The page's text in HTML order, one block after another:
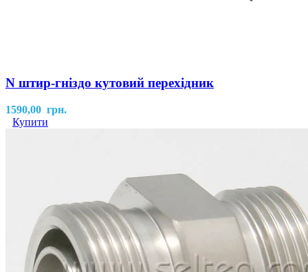
N штир-гніздо кутовий перехідник
1590,00 грн.
Купити